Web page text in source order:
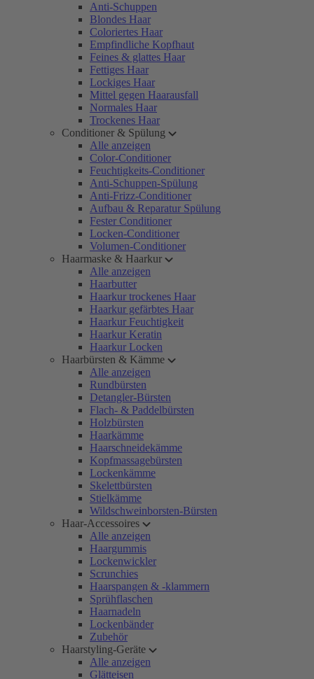
Anti-Schuppen
Blondes Haar
Coloriertes Haar
Empfindliche Kopfhaut
Feines & glattes Haar
Fettiges Haar
Lockiges Haar
Mittel gegen Haarausfall
Normales Haar
Trockenes Haar
Conditioner & Spülung
Alle anzeigen
Color-Conditioner
Feuchtigkeits-Conditioner
Anti-Schuppen-Spülung
Anti-Frizz-Conditioner
Aufbau & Reparatur Spülung
Fester Conditioner
Locken-Conditioner
Volumen-Conditioner
Haarmaske & Haarkur
Alle anzeigen
Haarbutter
Haarkur trockenes Haar
Haarkur gefärbtes Haar
Haarkur Feuchtigkeit
Haarkur Keratin
Haarkur Locken
Haarbürsten & Kämme
Alle anzeigen
Rundbürsten
Detangler-Bürsten
Flach- & Paddelbürsten
Holzbürsten
Haarkämme
Haarschneidekämme
Kopfmassagebürsten
Lockenkämme
Skelettbürsten
Stielkämme
Wildschweinborsten-Bürsten
Haar-Accessoires
Alle anzeigen
Haargummis
Lockenwickler
Scrunchies
Haarspangen & -klammern
Sprühflaschen
Haarnadeln
Lockenbänder
Zubehör
Haarstyling-Geräte
Alle anzeigen
Glätteisen